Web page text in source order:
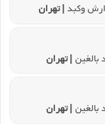
وکبد| تهران
| تهران
| تهران